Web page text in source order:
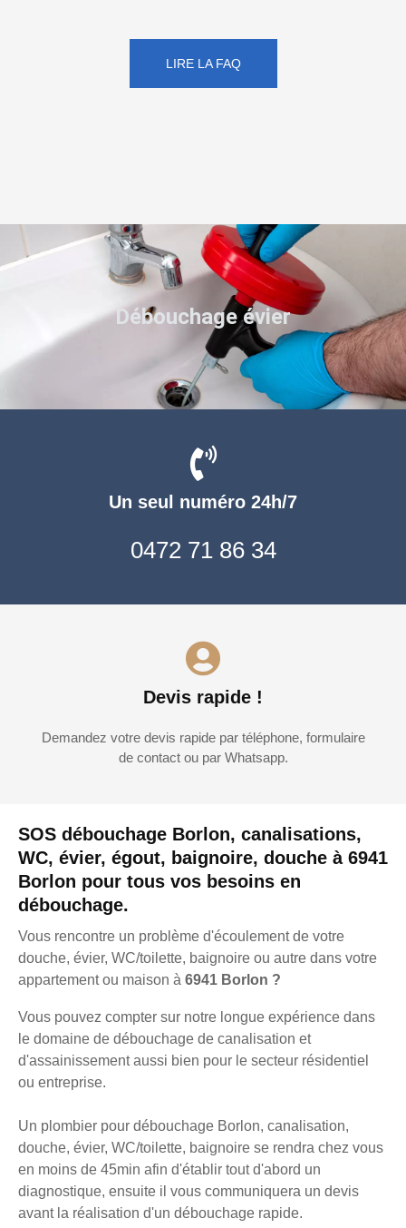
LIRE LA FAQ
SOS débouchage Borlon, canalisations,
WC, évier, égout, baignoire, douche à 6941
Borlon pour tous vos besoins en
débouchage.
Vous rencontre un problème d'écoulement de votre
douche, évier, WC/toilette, baignoire ou autre dans votre
appartement ou maison à 6941 Borlon ?
Vous pouvez compter sur notre longue expérience dans
le domaine de débouchage de canalisation et
d'assainissement aussi bien pour le secteur résidentiel
ou entreprise.
Un plombier pour débouchage Borlon, canalisation,
douche, évier, WC/toilette, baignoire se rendra chez vous
en moins de 45min afin d'établir tout d'abord un
diagnostique, ensuite il vous communiquera un devis
avant la réalisation d'un débouchage rapide.
Un seul numéro 24h/7
0472 71 86 34
Devis rapide !
Demandez votre devis rapide par téléphone, formulaire
de contact ou par Whatsapp.
Débouchage évier